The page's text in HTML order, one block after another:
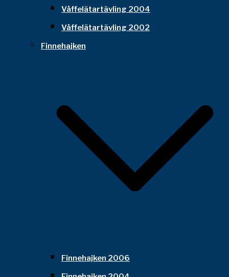
Våffelätartävling 2004
Våffelätartävling 2002
Finnehajken
Finnehajken 2006